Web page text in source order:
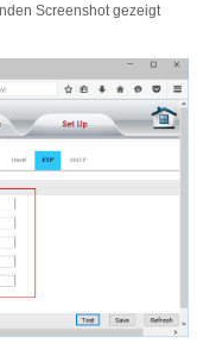
Screenshot gezeigt